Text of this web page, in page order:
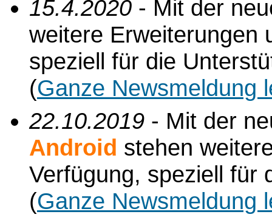
15.4.2020 - Mit der
weitere Erweiterungen
speziell für die
(Ganze Newsmeldung
22.10.2019 - Mit der
Android stehen
Verfügung, speziell für
(Ganze Newsmeldung